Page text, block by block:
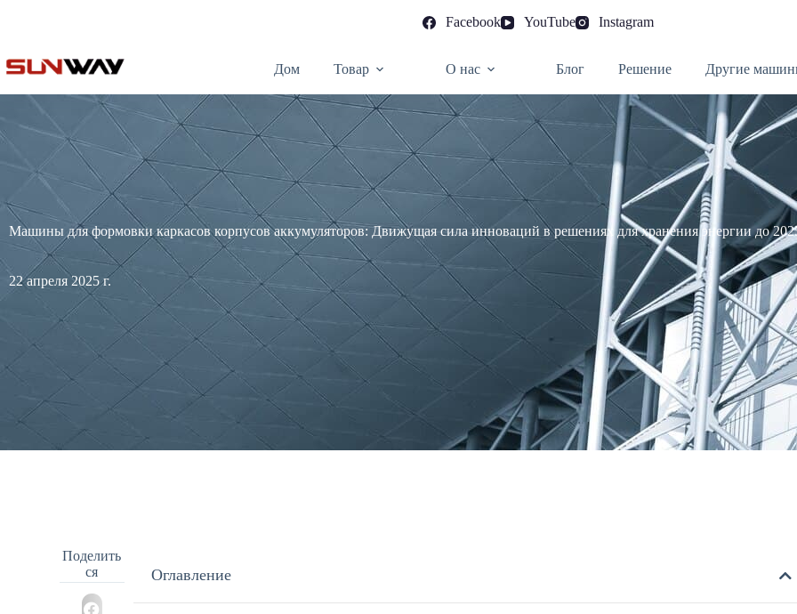
Facebook YouTube Instagram
Дом Товар О нас Блог Решение Другие
Машины для формовки каркасов корпусов аккумуляторов: Движущая сила инноваций в решениях для хранения энергии до
22 апреля 2025 г.
Поделить
ся
Оглавление